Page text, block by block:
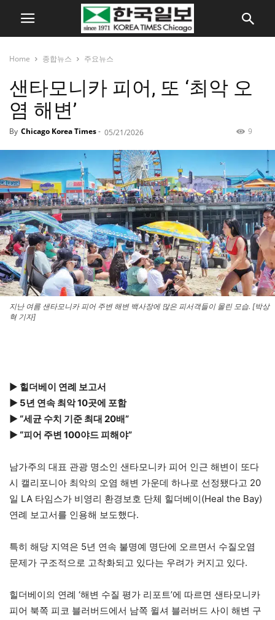
Home 종합뉴스 주요뉴스
샌타모니카 피어, 또 ‘최악 오
염 해변’
By Chicago Korea Times- 05/21/2026 9
지난 여름 샌타모니카 피어 주변 해변 백사장에 많은 피서객들이 몰린 모습. [박상
혁 기자]
▶ 힐더베이 연례 보고서
▶ 5년 연속 최악 10곳에 포함
▶ “세균 수치 기준 최대 20배”
▶ “피어 주변 100야드 피해야”
남가주의 대표 관광 명소인 샌타모니카 피어 인근 해변이 또다
시 캘리포니아 최악의 오염 해변 가운데 하나로 선정됐다고 20
일 LA 타임스가 비영리 환경보호 단체 힐더베이(Heal the Bay)
연례 보고서를 인용해 보도했다.
특히 해당 지역은 5년 연속 불명예 명단에 오르면서 수질오염
문제가 구조적으로 고착화되고 있다는 우려가 커지고 있다.
힐더베이의 연례 ‘해변 수질 평가 리포트’에 따르면 샌타모니카
피어 북쪽 피코 블러버드에서 남쪽 윌셔 블러버드 사이 해변 구